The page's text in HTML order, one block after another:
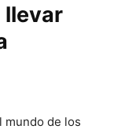
llevar
mundo de los